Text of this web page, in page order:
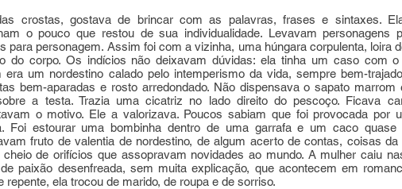
crostas, gostava de brincar com as palavras, frases e sintaxes.
o pouco que restou de sua individualidade. Levavam personagens
para personagem. Assim foi com a vizinha, uma húngara corpulenta, loira
do corpo. Os indícios não deixavam dúvidas: ela tinha um caso com
era um nordestino calado pelo intemperismo da vida, sempre bem-
bem-aparadas e rosto arredondado. Não dispensava o sapato
a testa. Trazia uma cicatriz no lado direito do pescoço. Ficava
o motivo. Ele a valorizava. Poucos sabiam que foi provocada por
Foi estourar uma bombinha dentro de uma garrafa e um caco quase
fruto de valentia de nordestino, de algum acerto de contas, coisas
cheio de orifícios que assopravam novidades ao mundo. A mulher caiu
paixão desenfreada, sem muita explicação, que acontecem em
repente, ela trocou de marido, de roupa e de sorriso.